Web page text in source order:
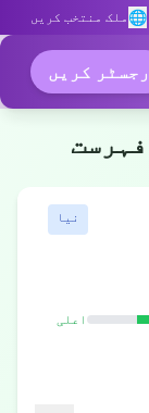
🌐ملک منتخب کریں
رجسٹر کریں
نیا
اعلی